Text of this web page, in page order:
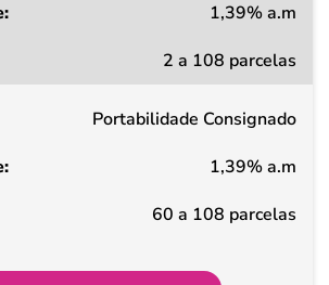
1,39% a.m
2 a 108 parcelas
Portabilidade Consignado
1,39% a.m
60 a 108 parcelas